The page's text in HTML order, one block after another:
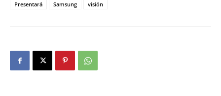
Presentará
Samsung visión